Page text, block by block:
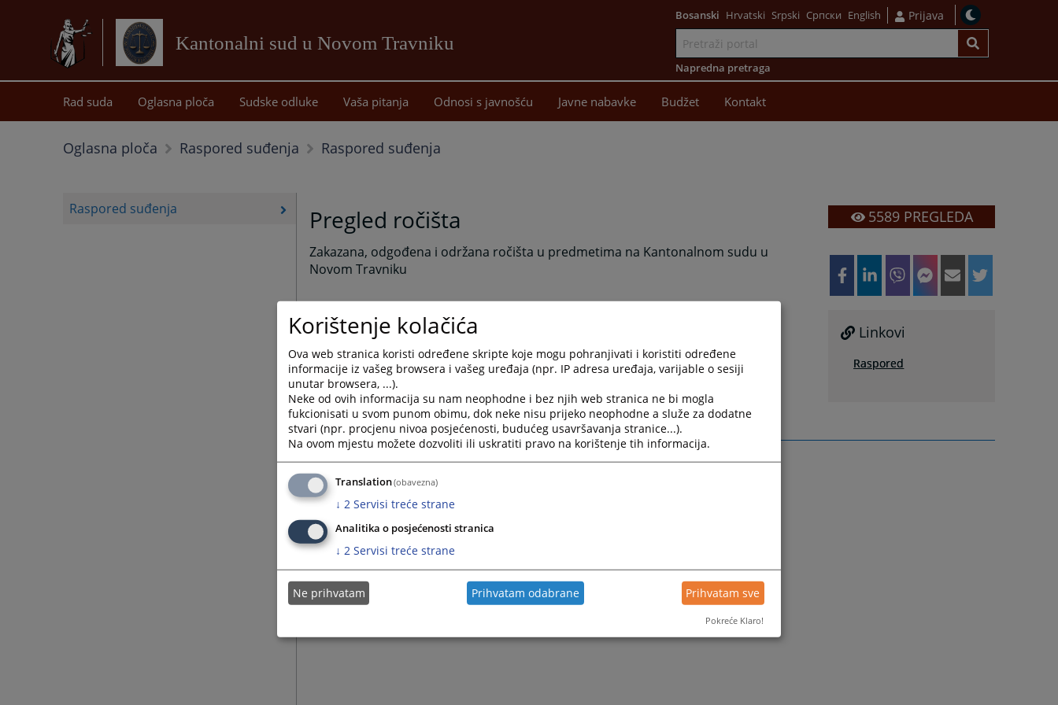
Kantonalni sud u Novom Travniku
sadržaj
Bosanski Hrvatski Srpski Српски English Prijava
Napredna pretraga
Rad suda Oglasna ploča Sudske odluke Vaša pitanja Odnosi s javnošću Javne nabavke Budžet Kontakt
Oglasna ploča Raspored suđenja Raspored suđenja
Raspored suđenja Pregled ročišta
Zakazana, odgođena i održana ročišta u predmetima na Kantonalnom sudu u
Novom Travniku
5589PREGLEDA
Linkovi
Raspored
Korištenje kolačića
Ova web stranica koristi određene skripte koje mogu pohranjivati i koristiti određene
informacije iz vašeg browsera i vašeg uređaja (npr. IP adresa uređaja, varijable o sesiji
unutar browsera, ...).
Neke od ovih informacija su nam neophodne i bez njih web stranica ne bi mogla
fukcionisati u svom punom obimu, dok neke nisu prijeko neophodne a služe za dodatne
stvari (npr. procjenu nivoa posjećenosti, budućeg usavršavanja stranice...).
Na ovom mjestu možete dozvoliti ili uskratiti pravo na korištenje tih informacija.
Translation(obavezna)
↓ 2 Servisi treće strane
Analitika o posjećenosti stranica
↓ 2 Servisi treće strane
Ne prihvatam Prihvatam odabrane Prihvatam sve
Pokreće Klaro!